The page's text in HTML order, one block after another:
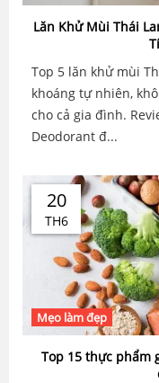
Lăn Khử Mùi Thái
Top 5 lăn khử mùi
khoáng tự nhiên,
cho cả gia đình.
Deodorant đ...
20
TH6
Mẹo làm đẹp
Top 15 thực phẩm